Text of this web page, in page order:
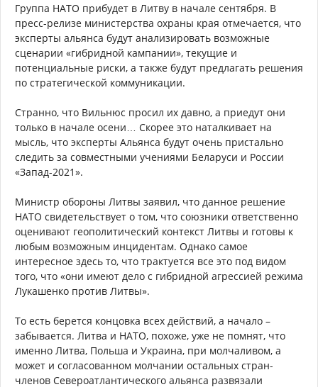
Группа НАТО прибудет в Литву в начале сентября. В
пресс-релизе министерства охраны края отмечается, что
эксперты альянса будут анализировать возможные
сценарии «гибридной кампании», текущие и
потенциальные риски, а также будут предлагать решения
по стратегической коммуникации.
Странно, что Вильнюс просил их давно, а приедут они
только в начале осени… Скорее это наталкивает на
мысль, что эксперты Альянса будут очень пристально
следить за совместными учениями Беларуси и России
«Запад-2021».
Министр обороны Литвы заявил, что данное решение
НАТО свидетельствует о том, что союзники ответственно
оценивают геополитический контекст Литвы и готовы к
любым возможным инцидентам. Однако самое
интересное здесь то, что трактуется все это под видом
того, что «они имеют дело с гибридной агрессией режима
Лукашенко против Литвы».
То есть берется концовка всех действий, а начало –
забывается. Литва и НАТО, похоже, уже не помнят, что
именно Литва, Польша и Украина, при молчаливом, а
может и согласованном молчании остальных стран-
членов Североатлантического альянса развязали